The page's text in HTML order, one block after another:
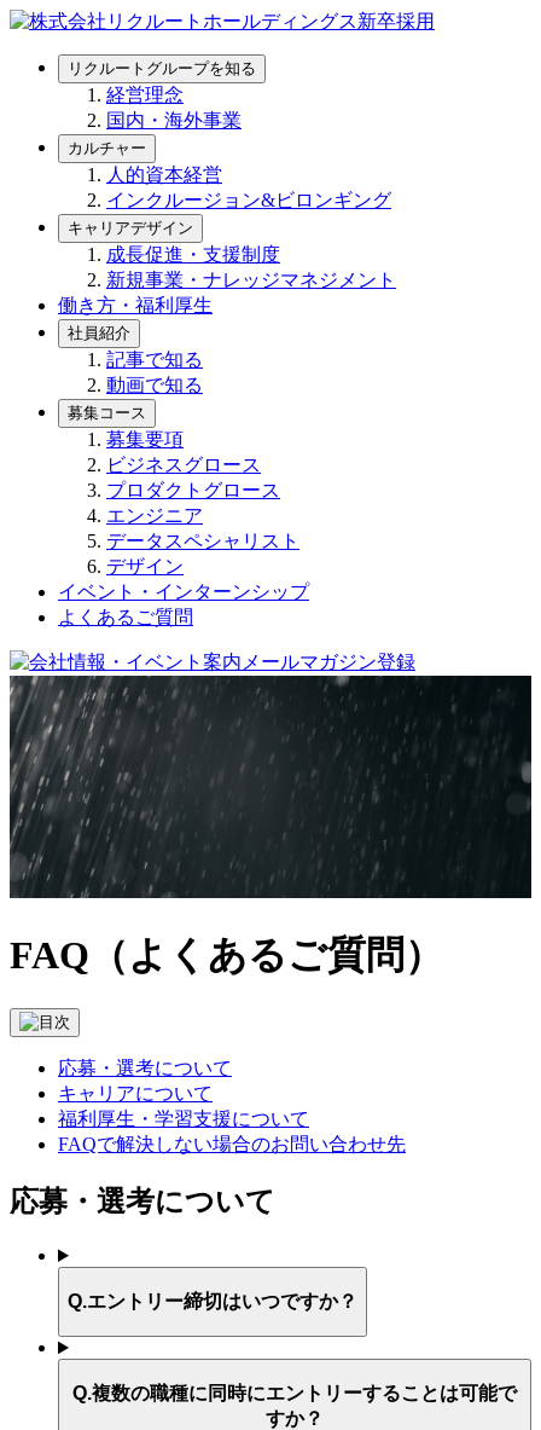
リクルートグループを知る
経営理念
国内・海外事業
カルチャー
人的資本経営
インクルージョン&ビロンギング
キャリアデザイン
成長促進・支援制度
新規事業・ナレッジマネジメント
働き方・福利厚生
社員紹介
記事で知る
動画で知る
募集コース
募集要項
ビジネスグロース
プロダクトグロース
エンジニア
データスペシャリスト
デザイン
イベント・インターンシップ
よくあるご質問
FAQ（よくあるご質問）
応募・選考について
キャリアについて
福利厚生・学習支援について
FAQで解決しない場合のお問い合わせ先
応募・選考について
Q.エントリー締切はいつですか？
Q.複数の職種に同時にエントリーすることは可能で
すか？